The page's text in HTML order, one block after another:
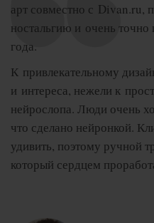
арт совместно с Divan.ru,
ностальгию и очень
года.
К привлекательному
и интереса, нежели к
нейрослопа. Люди очень
что сделано нейронкой.
удивить, поэтому ручной
который сердцем